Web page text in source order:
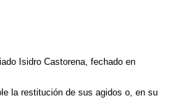
Isidro Castorena, fechado en
la restitución de sus agidos o, en su